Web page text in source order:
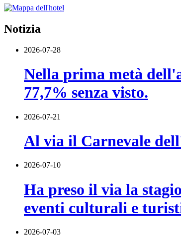
Notizia
2026-07-28
Nella prima metà
77,7% senza visto.
2026-07-21
Al via il Carnevale
2026-07-10
Ha preso il via la
eventi culturali e
2026-07-03